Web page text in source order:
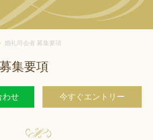
婚礼司会者 募集要項
集要項
わせ 今すぐエントリー